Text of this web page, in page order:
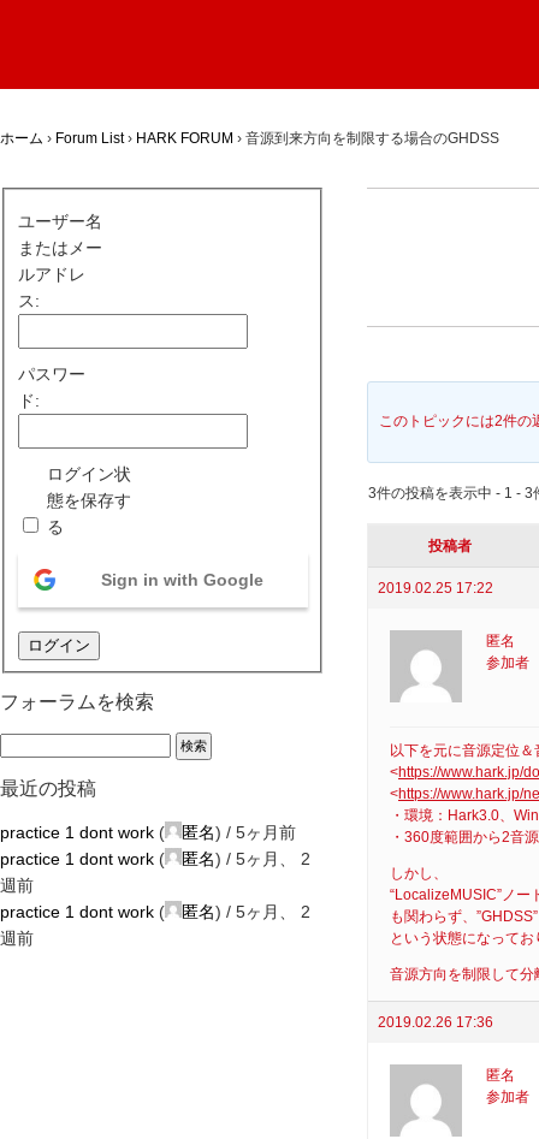
ホーム › Forum List › HARK FORUM › 音源到来方向を制限する場合のGHDSS
このトピックには2件の
3件の投稿を表示中 - 1 - 3
投稿者
2019.02.25 17:22
匿名
参加者
以下を元に音源定位
<https://www.hark.jp/
<https://www.hark.jp/
・環境：Hark3.0、
・360度範囲から2音
しかし、
“LocalizeMUSIC”ノ
も関わらず、
という状態になってお
音源方向を制限して
2019.02.26 17:36
匿名
参加者
ユーザー名
またはメー
ルアドレ
ス:
パスワー
ド:
ログイン状
態を保存す
る
Sign in with Google
ログイン
フォーラムを検索
最近の投稿
practice 1 dont work ( 匿名) / 5ヶ月前
practice 1 dont work ( 匿名) / 5ヶ月、 2
週前
practice 1 dont work ( 匿名) / 5ヶ月、 2
週前